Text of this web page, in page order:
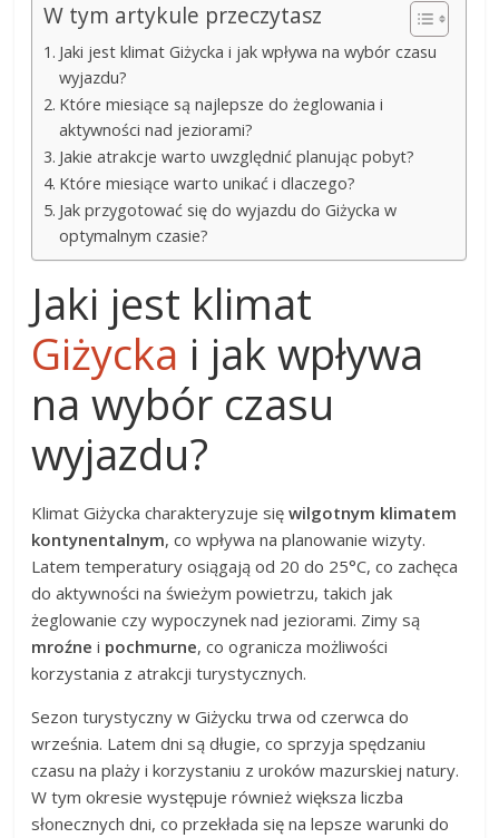
W tym artykule przeczytasz
Jaki jest klimat Giżycka i jak wpływa na wybór czasu
wyjazdu?
Które miesiące są najlepsze do żeglowania i
aktywności nad jeziorami?
Jakie atrakcje warto uwzględnić planując pobyt?
Które miesiące warto unikać i dlaczego?
Jak przygotować się do wyjazdu do Giżycka w
optymalnym czasie?
Jaki jest klimat
Giżycka i jak wpływa
na wybór czasu
wyjazdu?
Klimat Giżycka charakteryzuje sięwilgotnym klimatem
kontynentalnym, co wpływa na planowanie wizyty.
Latem temperatury osiągają od 20 do 25°C, co zachęca
do aktywności na świeżym powietrzu, takich jak
żeglowanie czy wypoczynek nad jeziorami. Zimy są
mroźne i pochmurne, co ogranicza możliwości
korzystania z atrakcji turystycznych.
Sezon turystyczny w Giżycku trwa od czerwca do
września. Latem dni są długie, co sprzyja spędzaniu
czasu na plaży i korzystaniu z uroków mazurskiej natury.
W tym okresie występuje również większa liczba
słonecznych dni, co przekłada się na lepsze warunki do